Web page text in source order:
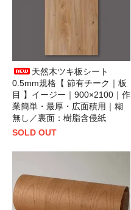
天然木ツキ板シート
0.5mm規格【 節有チーク｜板
目 】イージー｜900×2100｜作
業簡単・最厚・広面積用｜糊
無し／裏面：樹脂含侵紙
SOLD OUT